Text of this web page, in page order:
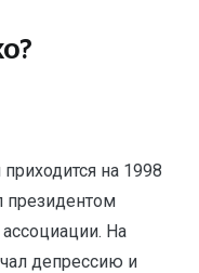
на 1998
президентом
На
депрессию и